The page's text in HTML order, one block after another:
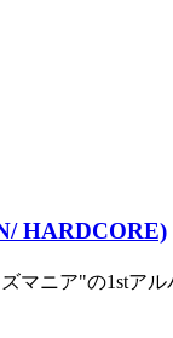
HARDCORE)
ニア"の1stアル